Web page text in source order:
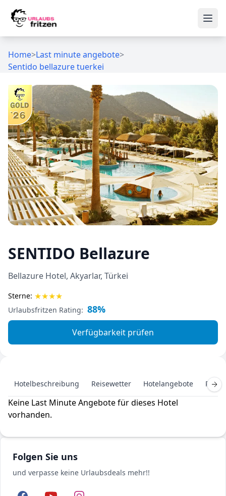
Home>Last minute angebote>
Sentido bellazure tuerkei
SENTIDO Bellazure
Bellazure Hotel, Akyarlar, Türkei
Sterne: ★★★★
Urlaubsfritzen Rating: 88%
Verfügbarkeit prüfen
Hotelbeschreibung Reisewetter Hotelangebote
Keine Last Minute Angebote für dieses Hotel
vorhanden.
Folgen Sie uns
und verpasse keine Urlaubsdeals mehr!!